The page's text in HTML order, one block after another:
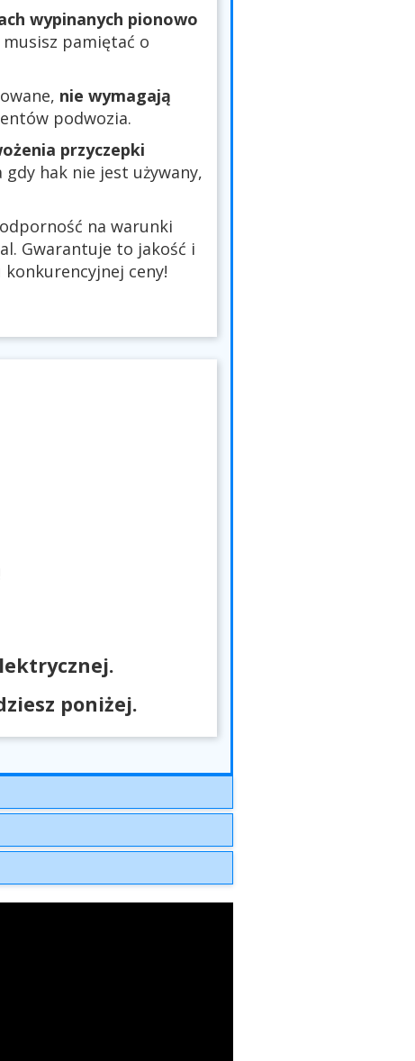
wypinanych pionowo
pamiętać o
nie wymagają
podwozia.
przyczepki
gdy hak nie jest używany,
na warunki
Gwarantuje to jakość i
ceny!
poniżej.